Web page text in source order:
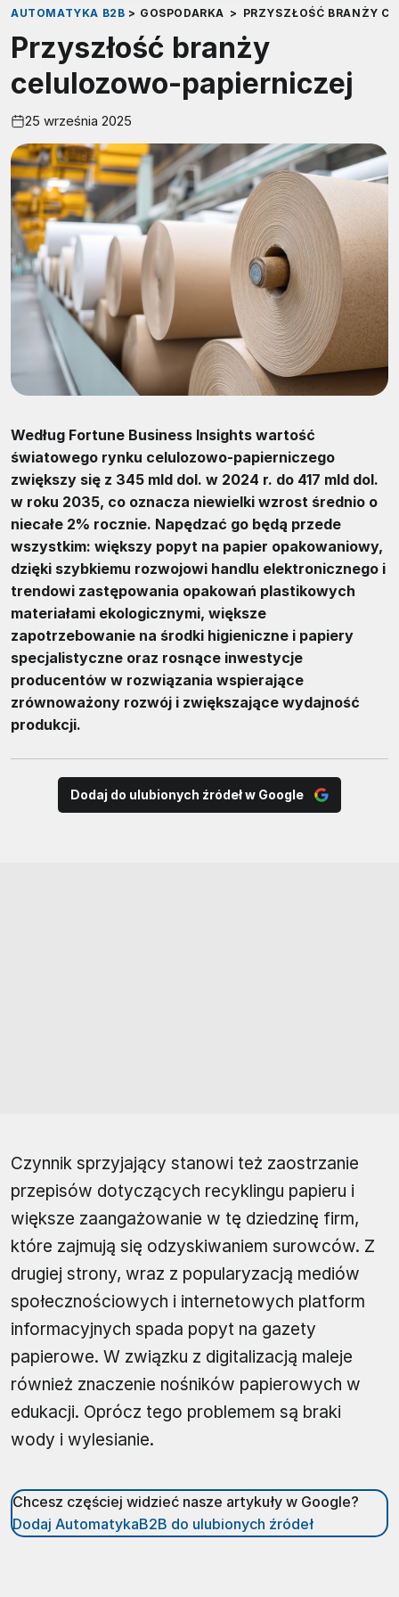
AUTOMATYKA B2B > GOSPODARKA > PRZYSZŁOŚĆ BRANŻY
Przyszłość branży
celulozowo-papierniczej
25 września 2025
Według Fortune Business Insights wartość
światowego rynku celulozowo-papierniczego
zwiększy się z 345 mld dol. w 2024 r. do 417 mld dol.
w roku 2035, co oznacza niewielki wzrost średnio o
niecałe 2% rocznie. Napędzać go będą przede
wszystkim: większy popyt na papier opakowaniowy,
dzięki szybkiemu rozwojowi handlu elektronicznego i
trendowi zastępowania opakowań plastikowych
materiałami ekologicznymi, większe
zapotrzebowanie na środki higieniczne i papiery
specjalistyczne oraz rosnące inwestycje
producentów w rozwiązania wspierające
zrównoważony rozwój i zwiększające wydajność
produkcji.
Dodaj do ulubionych źródeł w Google
Czynnik sprzyjający stanowi też zaostrzanie
przepisów dotyczących recyklingu papieru i
większe zaangażowanie w tę dziedzinę firm,
które zajmują się odzyskiwaniem surowców. Z
drugiej strony, wraz z popularyzacją mediów
społecznościowych i internetowych platform
informacyjnych spada popyt na gazety
papierowe. W związku z digitalizacją maleje
również znaczenie nośników papierowych w
edukacji. Oprócz tego problemem są braki
wody i wylesianie.
Chcesz częściej widzieć nasze artykuły w Google?
Dodaj AutomatykaB2B do ulubionych źródeł